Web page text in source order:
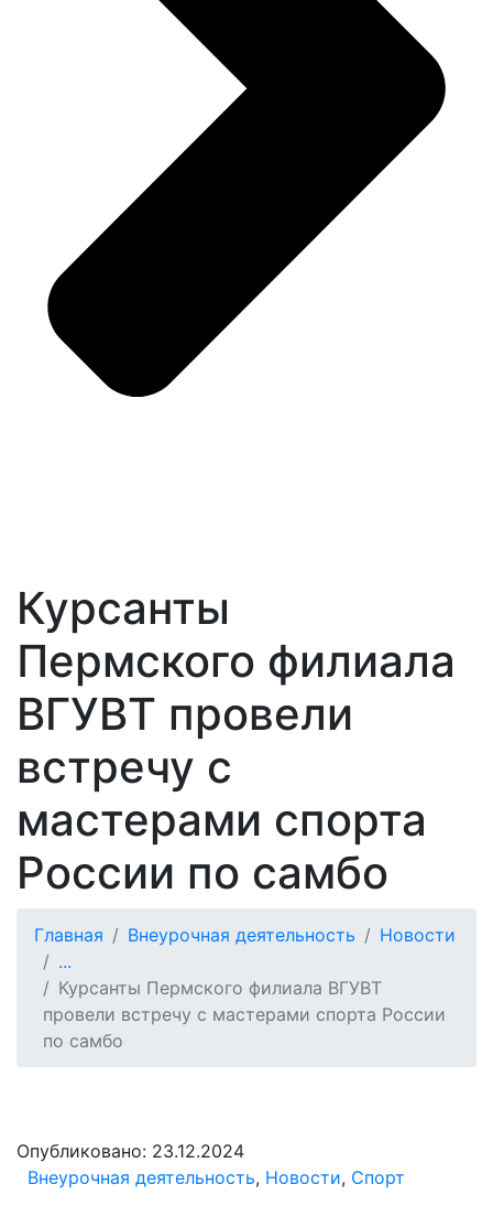
Курсанты
Пермского филиала
ВГУВТ провели
встречу с
мастерами спорта
России по самбо
Главная Внеурочная деятельность
Новости
...
Курсанты Пермского филиала ВГУВТ
провели встречу с мастерами спорта России
по самбо
Опубликовано: 23.12.2024
Внеурочная деятельность, Новости, Спорт